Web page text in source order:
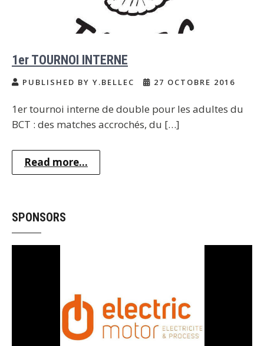
1er TOURNOI INTERNE
PUBLISHED BY Y.BELLEC 27 OCTOBRE 2016
1er tournoi interne de double pour les adultes du
BCT : des matches accrochés, du […]
Read more...
SPONSORS